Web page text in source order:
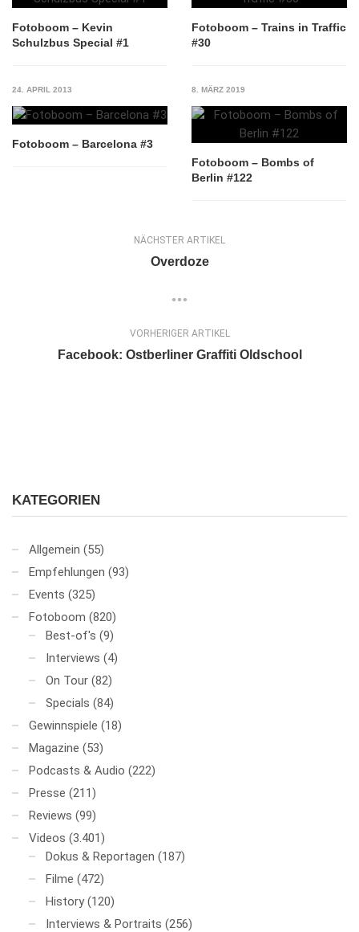
Fotoboom – Kevin
Schulzbus Special #1
Fotoboom – Trains in Traffic
#30
24. APRIL 2013
Fotoboom – Barcelona #3
8. MÄRZ 2019
Fotoboom – Bombs of
Berlin #122
NÄCHSTER ARTIKEL
Overdoze
VORHERIGER ARTIKEL
Facebook: Ostberliner Graffiti Oldschool
KATEGORIEN
Allgemein (55)
Empfehlungen (93)
Events (325)
Fotoboom (820)
Best-of's (9)
Interviews (4)
On Tour (82)
Specials (84)
Gewinnspiele (18)
Magazine (53)
Podcasts & Audio (222)
Presse (211)
Reviews (99)
Videos (3.401)
Dokus & Reportagen (187)
Filme (472)
History (120)
Interviews & Portraits (256)